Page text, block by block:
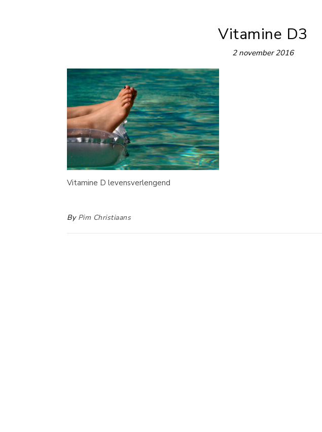
Vitamine D3
2 november 2016
Vitamine D levensverlengend
By Pim Christiaans